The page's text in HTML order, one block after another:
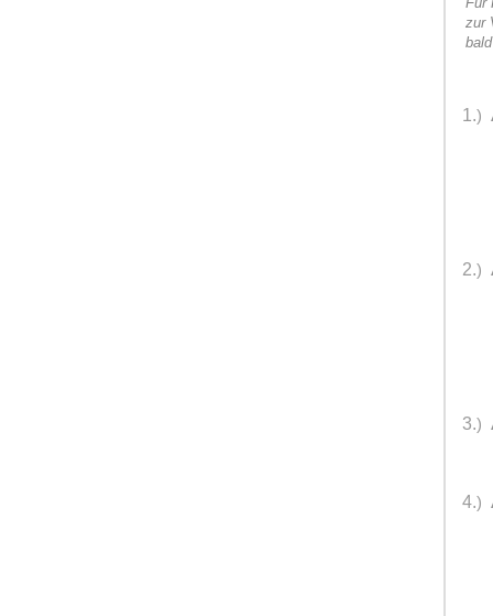
zur
1.)
2.)
3.)
4.)